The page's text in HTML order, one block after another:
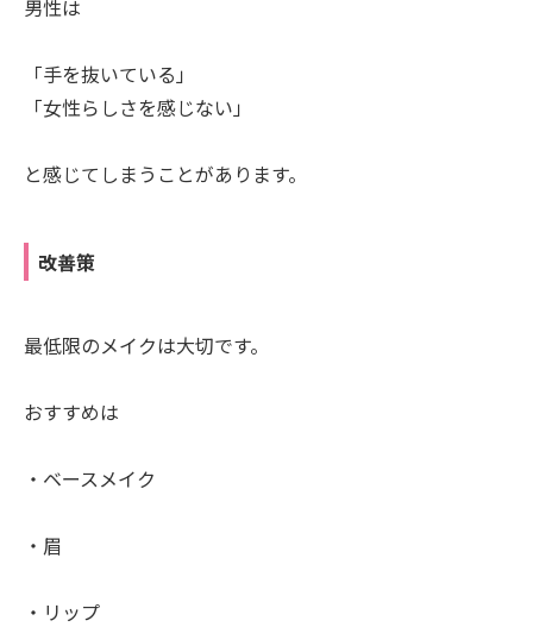
男性は
「手を抜いている」
「女性らしさを感じない」
と感じてしまうことがあります。
改善策
最低限のメイクは大切です。
おすすめは
・ベースメイク
・眉
・リップ